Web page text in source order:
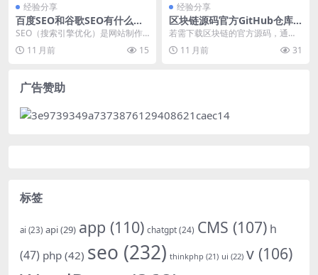
经验分享
百度SEO和谷歌SEO有什么区
别
SEO（搜索引擎优化）是网站制作
和程序开发中的重要领域，不同的
搜索引擎有不同的优...
11 月前 15
经验分享
区块链源码官方GitHub仓库
地址如何下载
若需下载区块链的官方源码，通常
应访问其官方指定的GitHub仓库地
址。以比特币为...
11 月前 31
广告赞助
标签
ai (23) api(29) app (110) chatgpt(24) CMS (107) h
(47) php (42) seo (232) thinkphp (21) ui (22) v (106)